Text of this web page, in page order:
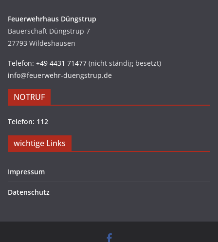
Feuerwehrhaus Düngstrup
Bauerschaft Düngstrup 7
27793 Wildeshausen
Telefon: +49 4431 71477 (nicht ständig besetzt)
info@feuerwehr-duengstrup.de
NOTRUF
Telefon: 112
wichtige Links
Impressum
Datenschutz